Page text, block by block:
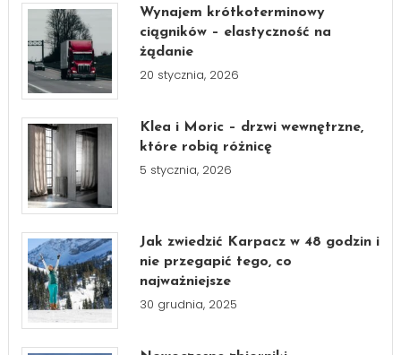
Wynajem krótkoterminowy
ciągników – elastyczność na
żądanie
20 stycznia, 2026
Klea i Moric – drzwi wewnętrzne,
które robią różnicę
5 stycznia, 2026
Jak zwiedzić Karpacz w 48 godzin i
nie przegapić tego, co
najważniejsze
30 grudnia, 2025